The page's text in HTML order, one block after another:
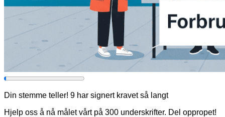
Din stemme teller! 9 har signert kravet så langt
Hjelp oss å nå målet vårt på 300 underskrifter. Del oppropet!